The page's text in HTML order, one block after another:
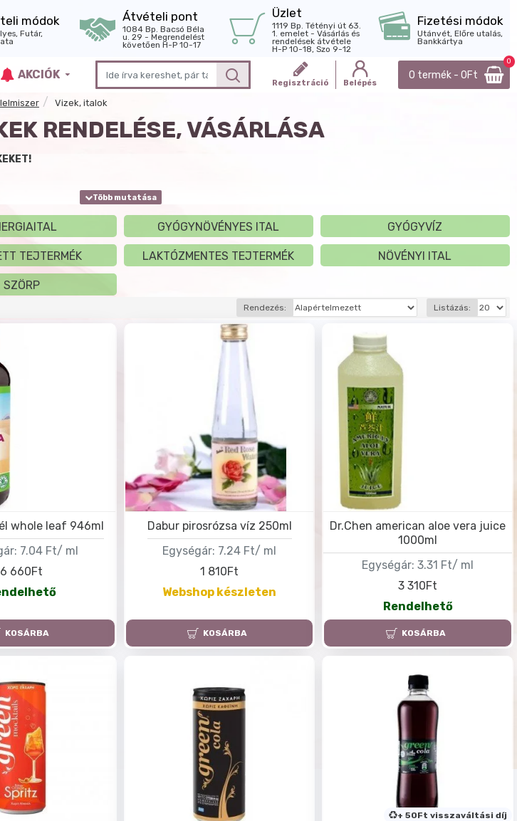
módok
Futár,
Átvételi pont
1084 Bp. Bacsó Béla
u. 29 - Megrendelést
követően H-P 10-17
Üzlet
1119 Bp. Tétényi út 63.
1. emelet - Vásárlás és
rendelések átvétele
H-P 10-18, Szo 9-12
Fizetési módok
Utánvét, Előre utalás,
Bankkártya
AKCIÓK
Regisztráció Belépés
0 termék - 0Ft
0
Vizek, italok
RENDELÉSE, VÁSÁRLÁSA
GYÓGYNÖVÉNYES ITAL GYÓGYVÍZ
TEJTERMÉK LAKTÓZMENTES TEJTERMÉK NÖVÉNYI ITAL
SZÖRP
Rendezés: Listázás:
7.04 Ft/ ml
whole leaf 946ml
6 660Ft
KOSÁRBA
Egységár: 7.24 Ft/ ml
Dabur pirosrózsa víz 250ml
1 810Ft
Webshop készleten
KOSÁRBA
Egységár: 3.31 Ft/ ml
Dr.Chen american aloe vera juice
1000ml
3 310Ft
Rendelhető
KOSÁRBA
+ 50Ft visszaváltási díj